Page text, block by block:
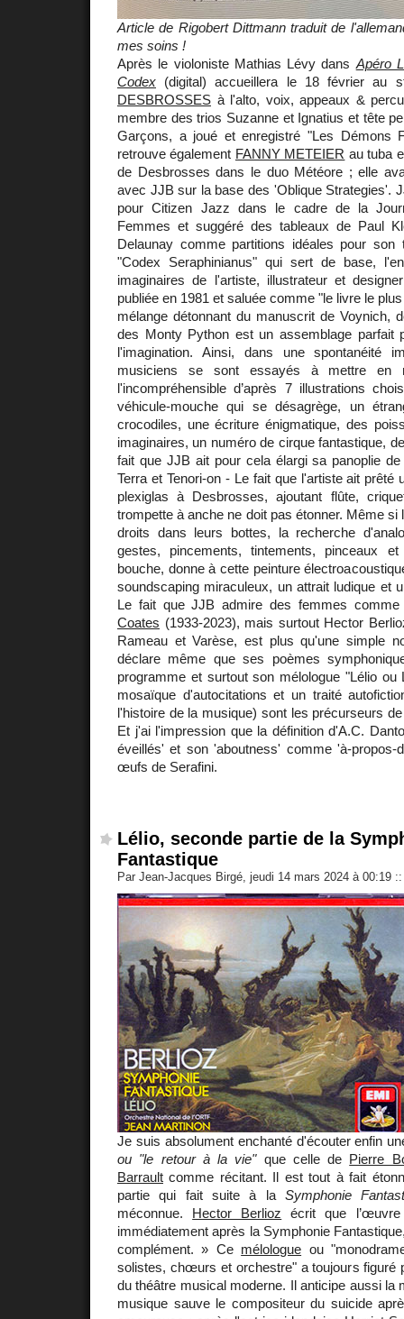
Article de Rigobert Dittmann traduit de
mes soins !
Après le violoniste Mathias Lévy dans Apéro
Codex (digital) accueillera le 18 février au
DESBROSSES à l'alto, voix, appeaux &
membre des trios Suzanne et Ignatius et tête
Garçons, a joué et enregistré "Les Démons
retrouve également FANNY METEIER au tuba
de Desbrosses dans le duo Météore ; elle
avec JJB sur la base des 'Oblique Strategies'.
pour Citizen Jazz dans le cadre de la
Femmes et suggéré des tableaux de Paul
Delaunay comme partitions idéales pour
"Codex Seraphinianus" qui sert de base,
imaginaires de l'artiste, illustrateur et
publiée en 1981 et saluée comme "le livre le
mélange détonnant du manuscrit de Voynich,
des Monty Python est un assemblage parfait
l'imagination. Ainsi, dans une spontanéité
musiciens se sont essayés à mettre en
l'incompréhensible d’après 7 illustrations
véhicule-mouche qui se désagrège, un
crocodiles, une écriture énigmatique, des
imaginaires, un numéro de cirque fantastique,
fait que JJB ait pour cela élargi sa panoplie
Terra et Tenori-on - Le fait que l'artiste ait prêté
plexiglas à Desbrosses, ajoutant flûte,
trompette à anche ne doit pas étonner. Même si
droits dans leurs bottes, la recherche
gestes, pincements, tintements, pinceaux
bouche, donne à cette peinture
soundscaping miraculeux, un attrait ludique et
Le fait que JJB admire des femmes
Coates (1933-2023), mais surtout Hector
Rameau et Varèse, est plus qu'une simple
déclare même que ses poèmes
programme et surtout son mélologue "Lélio
mosaïque d'autocitations et un traité
l'histoire de la musique) sont les précurseurs
Et j'ai l'impression que la définition d'A.C.
éveillés' et son 'aboutness' comme 'à-
œufs de Serafini.
Lélio, seconde partie de la
Fantastique
Par Jean-Jacques Birgé, jeudi 14 mars 2024 à 00:19 ::
Je suis absolument enchanté d'écouter enfin
ou "le retour à la vie"que celle de Pierre
Barrault comme récitant. Il est tout à fait
partie qui fait suite à la Symphonie
méconnue. Hector Berlioz écrit que
immédiatement après la Symphonie
complément. » Ce mélologue ou
solistes, chœurs et orchestre" a toujours figuré
du théâtre musical moderne. Il anticipe aussi la
musique sauve le compositeur du suicide